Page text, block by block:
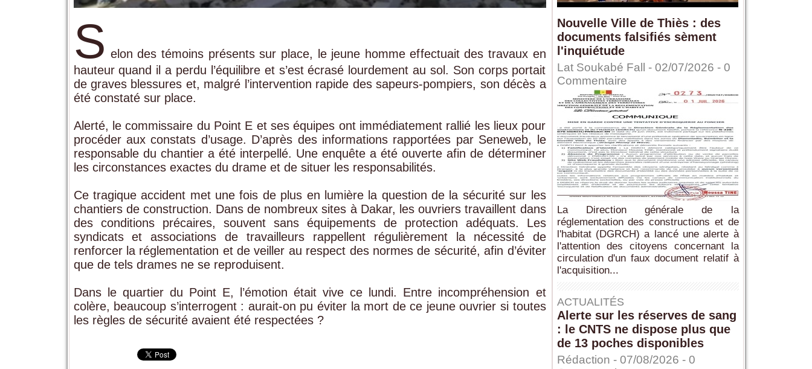
S elon des témoins présents sur place, le jeune homme effectuait des travaux en
hauteur quand il a perdu l’équilibre et s’est écrasé lourdement au sol. Son corps portait
de graves blessures et, malgré l’intervention rapide des sapeurs-pompiers, son décès a
été constaté sur place.
Alerté, le commissaire du Point E et ses équipes ont immédiatement rallié les lieux pour
procéder aux constats d’usage. D’après des informations rapportées par Seneweb, le
responsable du chantier a été interpellé. Une enquête a été ouverte afin de déterminer
les circonstances exactes du drame et de situer les responsabilités.
Ce tragique accident met une fois de plus en lumière la question de la sécurité sur les
chantiers de construction. Dans de nombreux sites à Dakar, les ouvriers travaillent dans
des conditions précaires, souvent sans équipements de protection adéquats. Les
syndicats et associations de travailleurs rappellent régulièrement la nécessité de
renforcer la réglementation et de veiller au respect des normes de sécurité, afin d’éviter
que de tels drames ne se reproduisent.
Dans le quartier du Point E, l’émotion était vive ce lundi. Entre incompréhension et
colère, beaucoup s’interrogent : aurait-on pu éviter la mort de ce jeune ouvrier si toutes
les règles de sécurité avaient été respectées ?
Nouvelle Ville de Thiès : des
documents falsifiés sèment
l'inquiétude
Lat Soukabé Fall - 02/07/2026 - 0
Commentaire
La Direction générale de la
réglementation des constructions et de
l'habitat (DGRCH) a lancé une alerte à
l'attention des citoyens concernant la
circulation d'un faux document relatif à
l'acquisition...
ACTUALITÉS
Alerte sur les réserves de sang
: le CNTS ne dispose plus que
de 13 poches disponibles
Rédaction - 07/08/2026 - 0